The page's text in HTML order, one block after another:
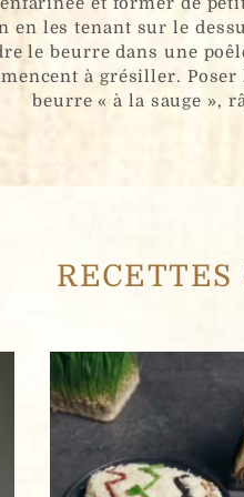
en les tenant sur le
le beurre dans une
à grésiller.
beurre « à la sauge »,